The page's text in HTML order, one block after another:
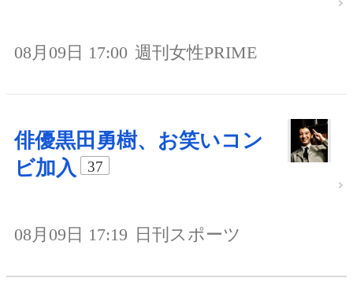
08月09日 17:00 週刊女性PRIME
俳優黒田勇樹、お笑いコン
ビ加入
37
08月09日 17:19 日刊スポーツ